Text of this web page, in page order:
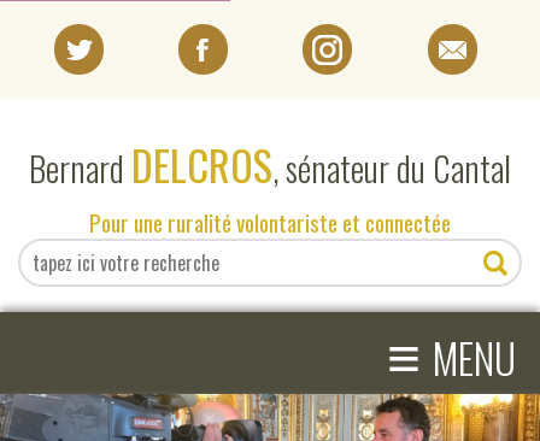
Bernard DELCROS, sénateur du Cantal
Pour une ruralité volontariste et connectée
≡ MENU
EN DIRECT DU SÉNAT
EN DIRECT DU CANTAL
COMPRENDRE LE SÉNAT